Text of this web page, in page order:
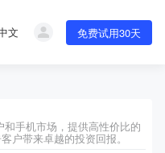
文 免费试用30天
手机市场，提供高性价比的
户带来卓越的投资回报。